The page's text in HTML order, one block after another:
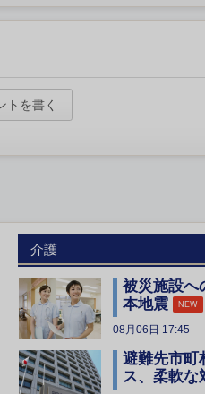
トを書く
介護
被災施設
本地震
NEW
08月06日 17:45
避難先市町
ス、柔軟な